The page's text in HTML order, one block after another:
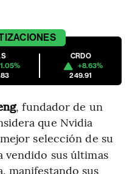
CRDO
+8.63%
249.91
, fundador de un
que Nvidia
selección de su
vendido sus últimas
manifestando sus